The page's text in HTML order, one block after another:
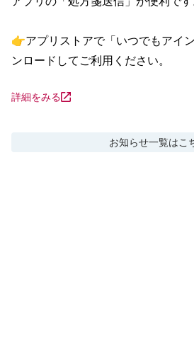
👉アプリストアで「いつでもアイ
ンロードしてご利用ください。
詳細をみる
お知らせ一覧はこ